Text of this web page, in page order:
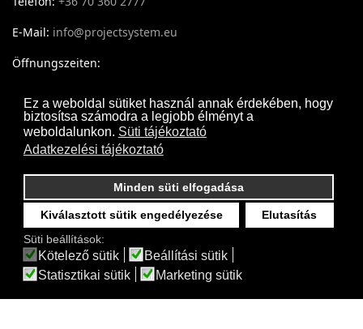
Ez a weboldal sütiket használ annak érdekében, hogy
biztosítsa számodra a legjobb élményt a
weboldalunkon. Süti tájékoztató
Adatkezelési tájékoztató
Elutasítás
Kiválasztott sütik engedélyezése
Minden süti elfogadása
Süti beállítások:
Kötelező sütik
Beállítási sütik
Statisztikai sütik
Marketing sütik
E-Mail: info@projectsystem.eu
Öffnungszeiten:
Montag - Donnerstag: 09:30-17:30
Freitag: 09:30-16:30
Projectsystem - © 2017- 2026 Minden jog fenntartva